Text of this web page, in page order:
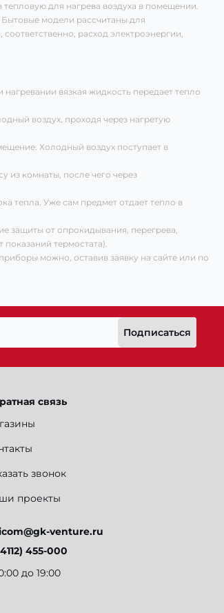
тепловую для нагрева воздуха в помещении.
модели рассчитаны для
расход электроэнергии,
вязкая жидкость передает тепло
воздух, проходя через нагретую
Холодный воздух поступает в
из комнаты, после чего через
тепла. Уже сам предмет отдает тепло в
защиты от опрокидывания, перегрева,
термостата).
можно, оставив заявку на сайте или по
Подписаться
связь
звонок
проекты
venture.ru
455-000
до 19:00